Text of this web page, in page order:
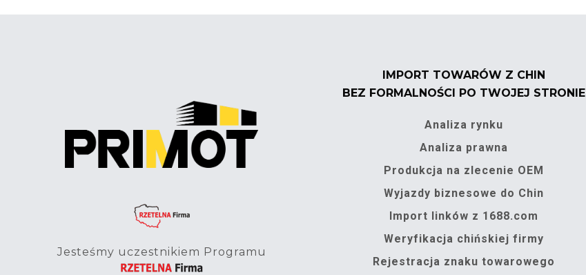
Jesteśmy uczestnikiem Programu
IMPORT TOWARÓW Z CHIN
BEZ FORMALNOŚCI PO TWOJEJ STRONIE
Analiza rynku
Analiza prawna
Produkcja na zlecenie OEM
Wyjazdy biznesowe do Chin
Import linków z 1688.com
Weryfikacja chińskiej firmy
Rejestracja znaku towarowego